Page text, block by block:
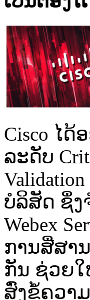
Cisco ໄ
ລະດັບ
ບໍລິສັດ ຊຶ່ງ
Webex
ການສື່ສານ
ກັນ ຊ່ວຍ
ສົ່ງຂໍ້ຄວາ